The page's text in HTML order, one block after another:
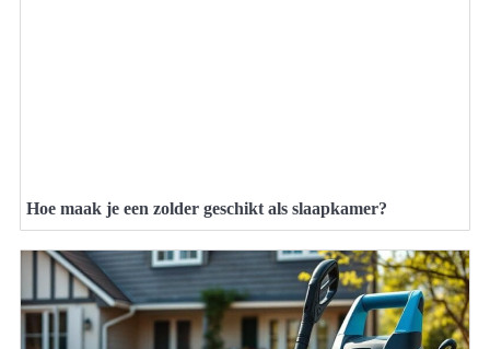
Hoe maak je een zolder geschikt als slaapkamer?